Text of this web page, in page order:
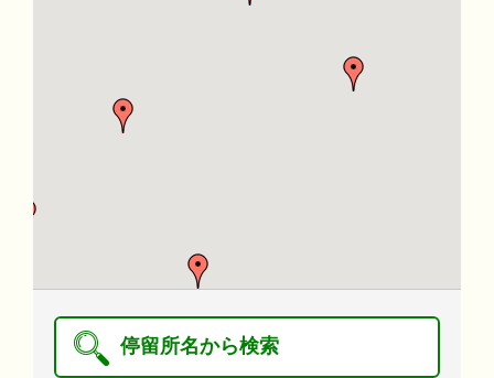
停留所名から検索